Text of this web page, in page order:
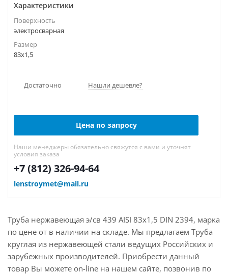
Характеристики
Поверхность
электросварная
Размер
83х1,5
Достаточно Нашли дешевле?
Цена по запросу
Наши менеджеры обязательно свяжутся с вами и уточнят
условия заказа
+7 (812) 326-94-64
lenstroymet@mail.ru
Труба нержавеющая э/св 439 AISI 83х1,5 DIN 2394, марка
по цене от в наличии на складе. Мы предлагаем Труба
круглая из нержавеющей стали ведущих Российских и
зарубежных производителей. Приобрести данный
товар Вы можете on-line на нашем сайте, позвонив по